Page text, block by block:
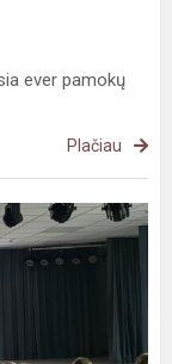
ever pamokų
Plačiau